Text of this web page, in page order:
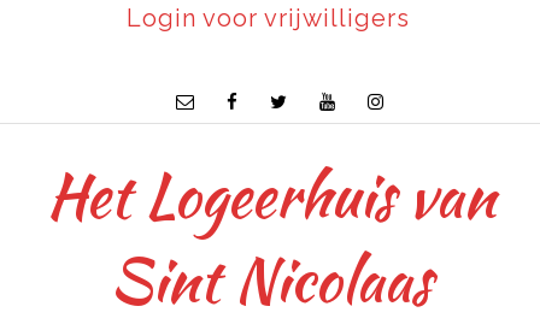
Login voor vrijwilligers
Het Logeerhuis van
Sint Nicolaas